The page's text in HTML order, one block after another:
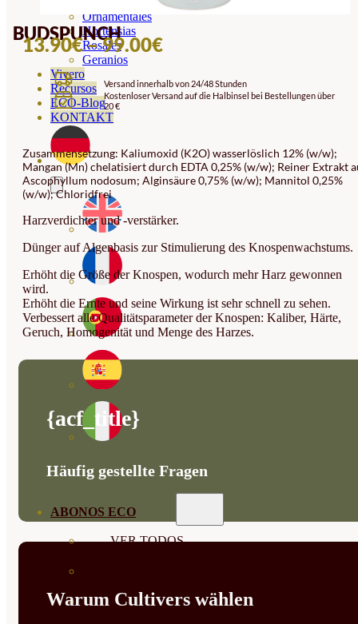
Ornamentales
Hortensias
Rosales
Geranios
Vivero
Recursos
ECO-Blog
KONTAKT
ABONOS ECO
VER TODOS
ABONOS SOLIDOS
BUDSPUNCH
13.90€–99.00€PREISSPANNE:
BIS
Versand innerhalb von 24/48 Stunden
Kostenloser Versand auf die Halbinsel bei Bestellungen über
20 €
Zusammensetzung: Kaliumoxid (K2O) wasserlöslich 12% (w/w);
Mangan (Mn) chelatisiert durch EDTA 0,25% (w/w); Reiner Extrakt
Ascophyllum nodosum; Alginsäure 0,75% (w/w); Mannitol 0,25%
(w/w); Chloridfrei
Harzverdichter und -verstärker.
Dünger auf Algenbasis zur Stimulierung des Knospenwachstums.
Erhöht die Größe der Knospen, wodurch mehr Harz gewonnen
wird.
Erhöht die Ernte und seine Wirkung ist sehr schnell zu sehen.
Verbessert alle Qualitätsparameter der Knospen: Kaliber, Härte,
Geruch, Homogenität und Menge des Harzes.
{acf_title}
Häufig gestellte Fragen
Warum Cultivers wählen